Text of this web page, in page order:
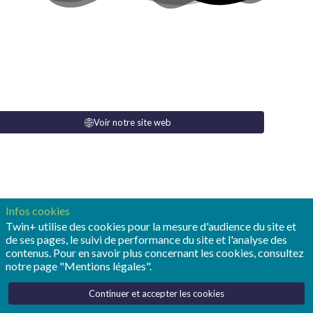
Voir notre site web
Infos cookies
Twin+ utilise des cookies pour la mesure d'audience du site et
de ses pages, le suivi de performance du site et l'analyse des
contenus. Pour en savoir plus concernant les cookies, consultez
notre page "Mentions légales".
Continuer et accepter les cookies